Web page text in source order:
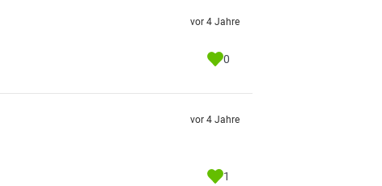
vor 4 Jahre
0
vor 4 Jahre
1